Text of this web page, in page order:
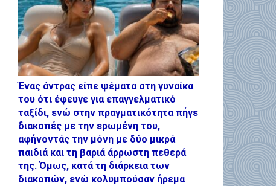
Ένας άντρας είπε ψέματα στη γυναίκα
του ότι έφευγε για επαγγελματικό
ταξίδι, ενώ στην πραγματικότητα πήγε
διακοπές με την ερωμένη του,
αφήνοντάς την μόνη με δύο μικρά
παιδιά και τη βαριά άρρωστη πεθερά
της. Όμως, κατά τη διάρκεια των
διακοπών, ενώ κολυμπούσαν ήρεμα